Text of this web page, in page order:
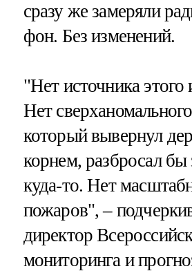
сразу же замеряли
фон. Без изменений.
"Нет источника этого
Нет
который вывернул
корнем, разбросал бы
куда-то. Нет
пожаров", –
директор
мониторинга и